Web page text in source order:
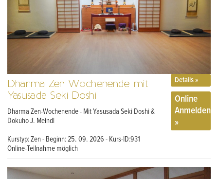
Dharma Zen Wochenende mit
Yasusada Seki Doshi
Dharma Zen-Wochenende - Mit Yasusada Seki Doshi &
Dokuho J. Meindl
Kurstyp: Zen - Beginn: 25. 09. 2026 - Kurs-ID:931
Online-Teilnahme möglich
Details »
Online
Anmelden
»